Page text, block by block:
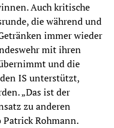
Auch kritische
die während und
immer wieder
mit ihren
und die
IS unterstützt,
„Das ist der
zu anderen
Rohmann.